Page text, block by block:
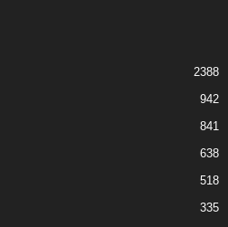
2388
942
841
638
518
335